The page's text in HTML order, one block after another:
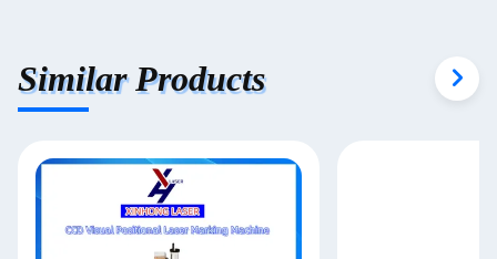
Similar Products